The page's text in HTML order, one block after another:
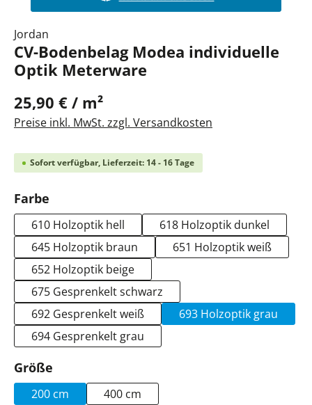
Jordan
CV-Bodenbelag Modea individuelle
Optik Meterware
25,90 € / m²
Preise inkl. MwSt. zzgl. Versandkosten
Sofort verfügbar, Lieferzeit: 14 - 16 Tage
Farbe
610 Holzoptik hell
618 Holzoptik dunkel
645 Holzoptik braun
651 Holzoptik weiß
652 Holzoptik beige
675 Gesprenkelt schwarz
692 Gesprenkelt weiß
693 Holzoptik grau
694 Gesprenkelt grau
Größe
200 cm 400 cm